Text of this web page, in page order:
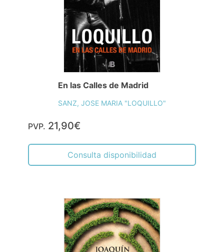
En las Calles de Madrid
SANZ, JOSE MARIA "LOQUILLO"
PVP. 21,90€
Consulta disponibilidad